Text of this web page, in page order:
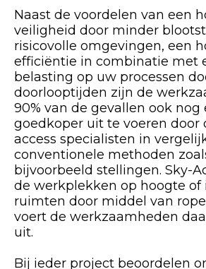
Naast de voordelen van een
veiligheid door minder
risicovolle omgevingen, een
efficiëntie in combinatie met
belasting op uw processen
doorlooptijden zijn de
90% van de gevallen ook nog
goedkoper uit te voeren door
access specialisten in
conventionele methoden
bijvoorbeeld stellingen. Sky-
de werkplekken op hoogte of
ruimten door middel van rope
voert de werkzaamheden
uit.
Bij ieder project beoordelen